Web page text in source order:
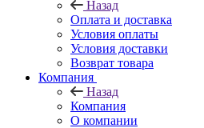
Назад
Оплата и доставка
Условия оплаты
Условия доставки
Возврат товара
Компания
Назад
Компания
О компании